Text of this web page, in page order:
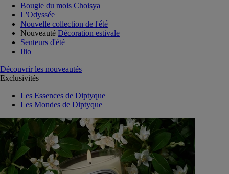
Bougie du mois Choisya
L'Odyssée
Nouvelle collection de l'été
Nouveauté Décoration estivale
Senteurs d'été
Ilio
Découvrir les nouveautés
Exclusivités
Les Essences de Diptyque
Les Mondes de Diptyque